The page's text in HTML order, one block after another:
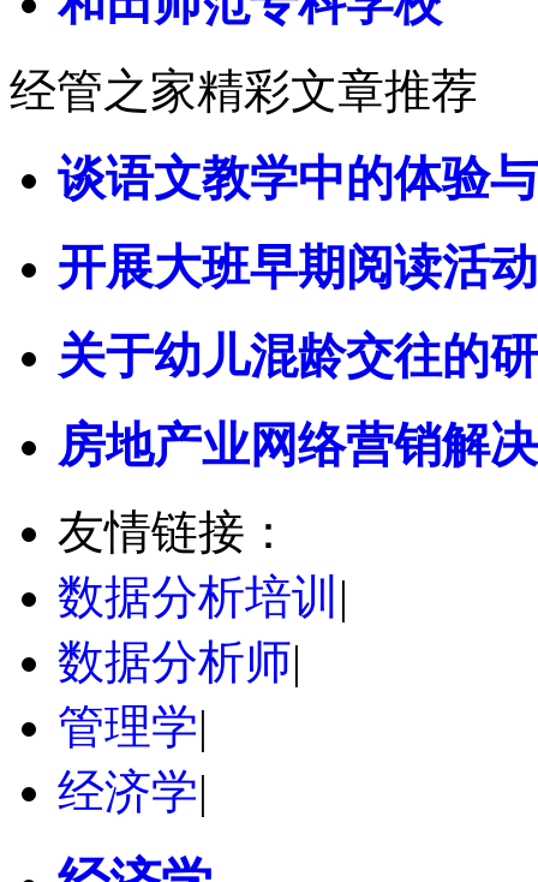
经管之家精彩文章推荐
谈语文教学中的体验
开展大班早期阅读活
关于幼儿混龄交往的
房地产业网络营销解
友情链接：
数据分析培训 |
数据分析师|
管理学|
经济学|